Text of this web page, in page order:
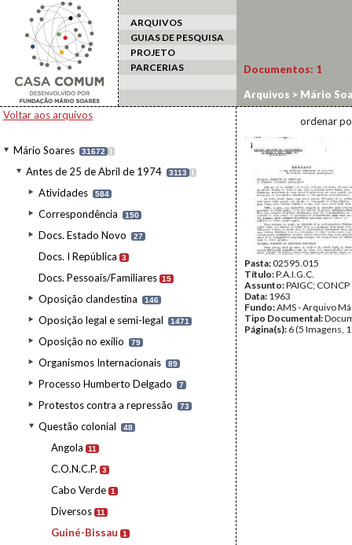
ARQUIVOS
GUIAS DE PESQUISA
PROJETO
PARCERIAS
Voltar aos arquivos
Mário Soares 31672 I
Antes de 25 de Abril de 1974 3113 I
Atividades 584
Correspondência 150
Docs. Estado Novo 27
Docs. I República 3
Docs. Pessoais/Familiares 15
Oposição clandestina 146
Oposição legal e semi-legal 1471
Oposição no exílio 79
Organismos Internacionais 89
Processo Humberto Delgado 7
Protestos contra a repressão 73
Questão colonial 48
Angola 11
C.O.N.C.P. 3
Cabo Verde 1
Diversos 11
Guiné-Bissau 1
Documentos: 1
Arquivos > Mário
ordenar
Pasta:02595.015
Título:P.A.I.G.C.
Assunto:PAIGC; CONCP
Data: 1963
Fundo:AMS - Arquivo
Tipo Documental:
Página(s): 6 (5 Imagens,